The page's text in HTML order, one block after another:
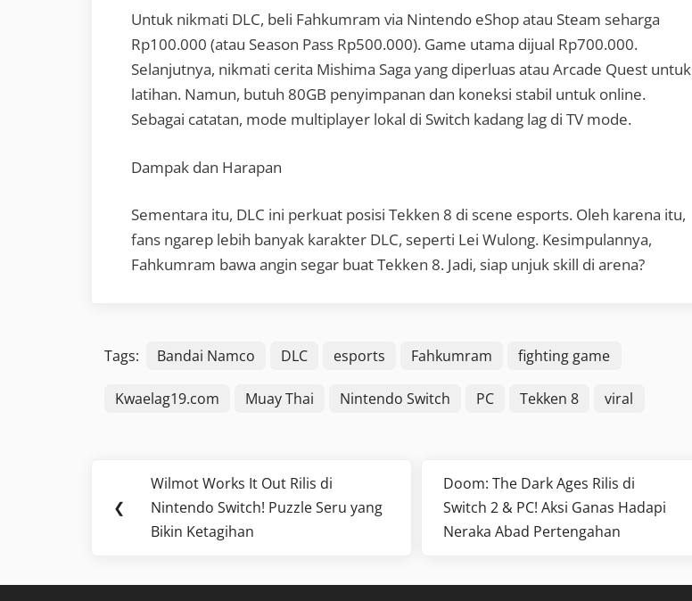
Untuk nikmati DLC, beli Fahkumram via Nintendo eShop atau Steam seharga
Rp100.000 (atau Season Pass Rp500.000). Game utama dijual Rp700.000.
Selanjutnya, nikmati cerita Mishima Saga yang diperluas atau Arcade Quest untuk
latihan. Namun, butuh 80GB penyimpanan dan koneksi stabil untuk online.
Sebagai catatan, mode multiplayer lokal di Switch kadang lag di TV mode.
Dampak dan Harapan
Sementara itu, DLC ini perkuat posisi Tekken 8 di scene esports. Oleh karena itu,
fans ngarep lebih banyak karakter DLC, seperti Lei Wulong. Kesimpulannya,
Fahkumram bawa angin segar buat Tekken 8. Jadi, siap unjuk skill di arena?
Tags: Bandai Namco DLC esports Fahkumram fighting game
Kwaelag19.com Muay Thai Nintendo Switch PC Tekken 8 viral
navigation
❮
Previous
Post:
Wilmot Works It Out Rilis di
Nintendo Switch! Puzzle Seru yang
Bikin Ketagihan
Next
Post:
Doom: The Dark Ages Rilis di
Switch 2 & PC! Aksi Ganas Hadapi
Neraka Abad Pertengahan